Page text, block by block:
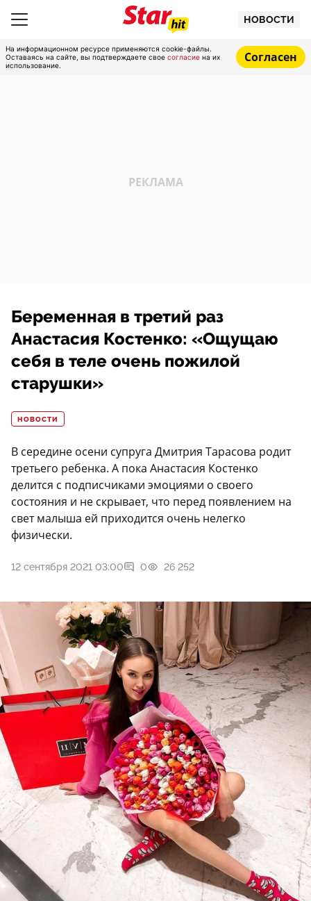
НОВОСТИ
На информационном ресурсе применяются cookie-файлы.
Оставаясь на сайте, вы подтверждаете свое согласие на их
использование.
Согласен
Беременная в третий раз
Анастасия Костенко: «Ощущаю
себя в теле очень пожилой
старушки»
НОВОСТИ
В середине осени супруга Дмитрия Тарасова родит
третьего ребенка. А пока Анастасия Костенко
делится с подписчиками эмоциями о своего
состояния и не скрывает, что перед появлением на
свет малыша ей приходится очень нелегко
физически.
12 сентября 2021 03:00 0 26 252